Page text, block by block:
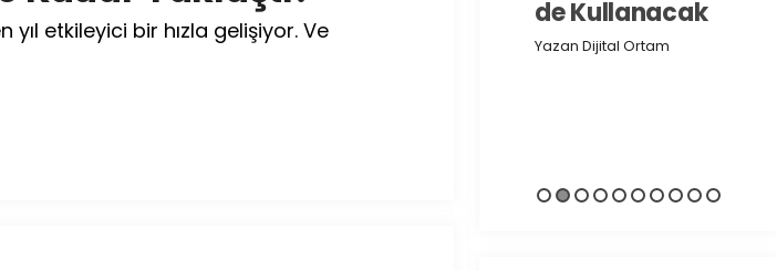
etkileyici bir hızla gelişiyor. Ve
Yarıyor Mu?
Yazan Dijital Ortam
Yazan Dijital Ortam
de Kullanacak
Yazan Dijital Ortam